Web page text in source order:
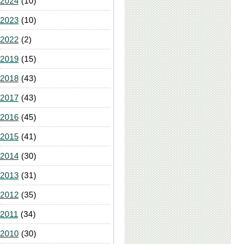
2023 (10)
2022 (2)
2019(15)
2018(43)
2017 (43)
2016(45)
2015(41)
2014(30)
2013 (31)
2012 (35)
2011 (34)
2010(30)